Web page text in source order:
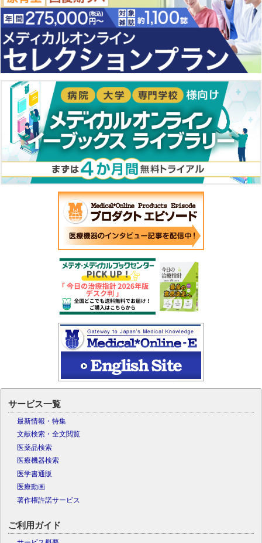
サービス一覧
最新情報・特集
文献検索・全文閲覧
医薬品検索
医療機器検索
医学書通販
医療動画
著作権許諾サービス
ご利用ガイド